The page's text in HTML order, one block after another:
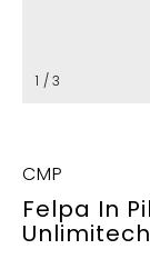
1 / 3
CMP
Felpa In
Unlimitech